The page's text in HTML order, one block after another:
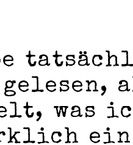
gelesen,
was